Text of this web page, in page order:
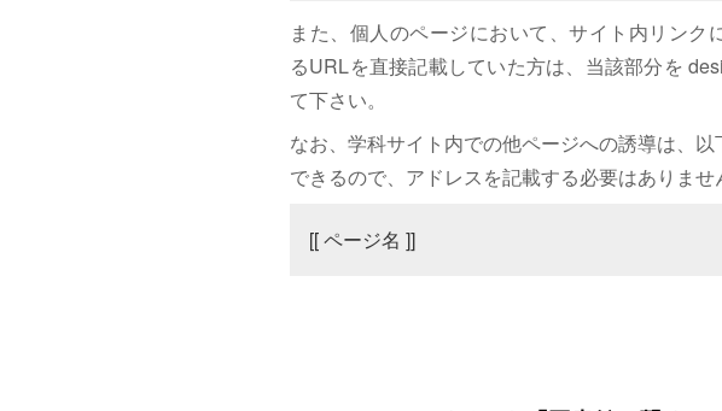
また、個人のページにおいて、サイト内リンク
るURLを直接記載していた方は、当該部分を
て下さい。
なお、学科サイト内での他ページへの誘導は、
できるので、アドレスを記載する必要はありませ
[[ ページ名 ]]